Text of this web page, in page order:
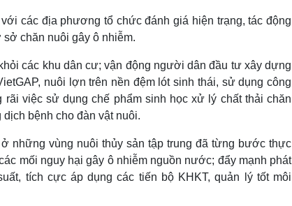
các địa phương tổ chức đánh giá hiện trạng, tác động
chăn nuôi gây ô nhiễm.
các khu dân cư; vận động người dân đầu tư xây dựng
nuôi lợn trên nền đệm lót sinh thái, sử dụng công
việc sử dụng chế phẩm sinh học xử lý chất thải chăn
bệnh cho đàn vật nuôi.
những vùng nuôi thủy sản tập trung đã từng bước thực
mối nguy hại gây ô nhiễm nguồn nước; đẩy mạnh phát
tích cực áp dụng các tiến bộ KHKT, quản lý tốt môi